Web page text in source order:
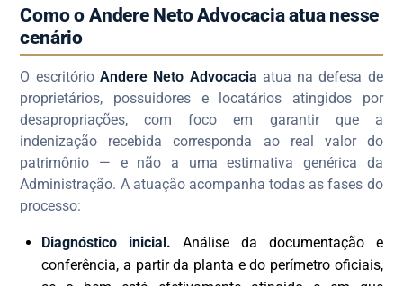
Como o Andere Neto Advocacia atua nesse
cenário
O escritório Andere Neto Advocacia atua na defesa de
proprietários, possuidores e locatários atingidos por
desapropriações, com foco em garantir que a
indenização recebida corresponda ao real valor do
patrimônio — e não a uma estimativa genérica da
Administração. A atuação acompanha todas as fases do
processo:
Diagnóstico inicial. Análise da documentação e
conferência, a partir da planta e do perímetro oficiais,